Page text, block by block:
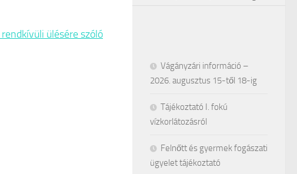
ülésére szóló
Vágányzári információ –
2026. augusztus 15-től 18-ig
Tájékoztató I. fokú
vízkorlátozásról
Felnőtt és gyermek fogászati
ügyelet tájékoztató